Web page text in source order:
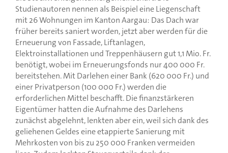
Studienautoren nennen als Beispiel eine Liegenschaft
mit 26 Wohnungen im Kanton Aargau: Das Dach war
früher bereits saniert worden, jetzt aber werden für die
Erneuerung von Fassade, Liftanlagen,
Elektroinstallationen und Treppenhäusern gut 1,1 Mio. Fr.
benötigt, wobei im Erneuerungsfonds nur 400 000 Fr.
bereitstehen. Mit Darlehen einer Bank (620 000 Fr.) und
einer Privatperson (100 000 Fr.) werden die
erforderlichen Mittel beschafft. Die finanzstärkeren
Eigentümer hatten die Aufnahme des Darlehens
zunächst abgelehnt, lenkten aber ein, weil sich dank des
geliehenen Geldes eine etappierte Sanierung mit
Mehrkosten von bis zu 250 000 Franken vermeiden